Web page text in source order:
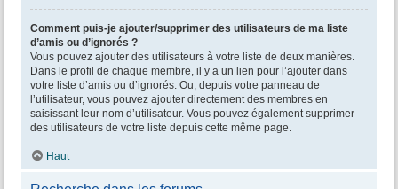
Comment puis-je ajouter/supprimer des utilisateurs de ma liste
d’amis ou d’ignorés ?
Vous pouvez ajouter des utilisateurs à votre liste de deux manières.
Dans le profil de chaque membre, il y a un lien pour l’ajouter dans
votre liste d’amis ou d’ignorés. Ou, depuis votre panneau de
l’utilisateur, vous pouvez ajouter directement des membres en
saisissant leur nom d’utilisateur. Vous pouvez également supprimer
des utilisateurs de votre liste depuis cette même page.
Haut